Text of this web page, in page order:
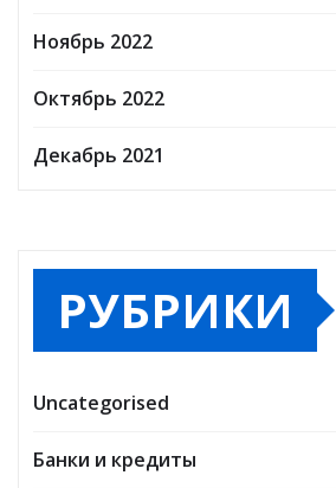
Ноябрь 2022
Октябрь 2022
Декабрь 2021
РУБРИКИ
Uncategorised
Банки и кредиты